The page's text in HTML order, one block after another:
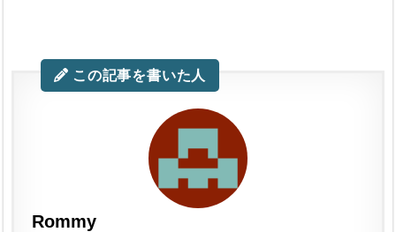
この記事を書いた人
Rommy